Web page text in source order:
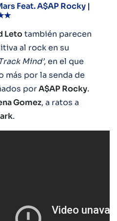
Feat. A$AP Rocky |
Letotambién parecen
al rock en su
Mind’, en el que
más por la senda de
porA$AP Rocky.
Gomez, a ratos a
.